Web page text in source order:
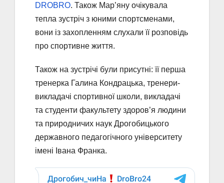
DROBRO. Також Мар’яну очікувала
тепла зустріч з юними спортсменами,
вони із захопленням слухали її розповідь
про спортивне життя.
Також на зустрічі були присутні: її перша
тренерка Галина Кондрацька, тренери-
викладачі спортивної школи, викладачі
та студенти факультету здоров’я людини
та природничих наук Дрогобицького
державного педагогічного університету
імені Івана Франка.